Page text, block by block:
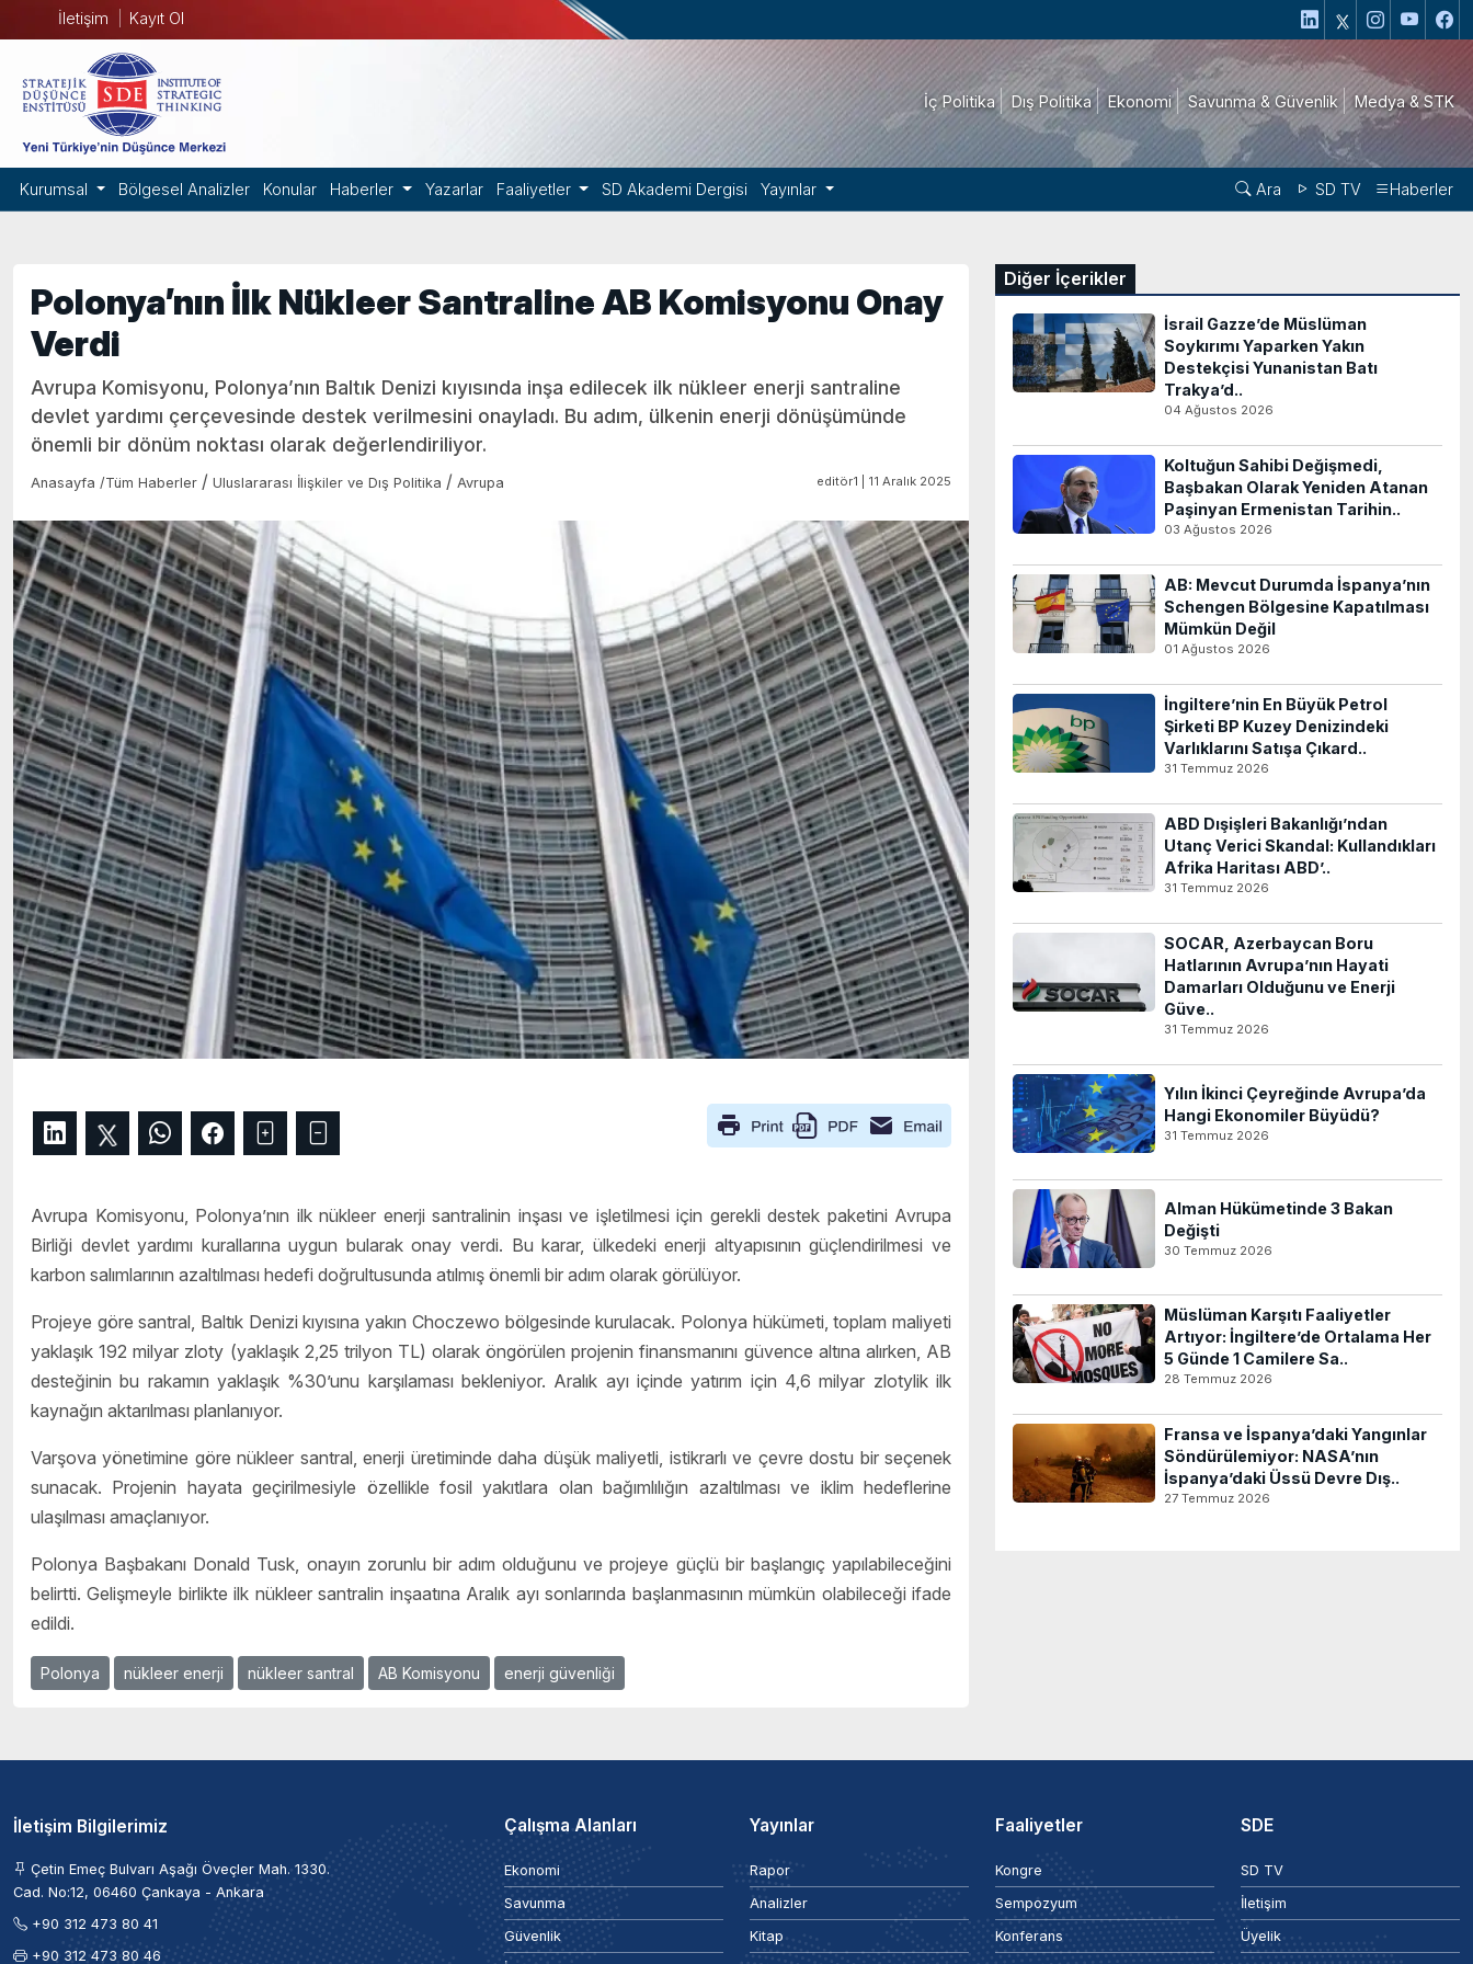
İletişim Kayıt Ol
İç Politika Dış Politika Ekonomi Savunma & Güvenlik Medya & STK
Kurumsal Bölgesel Analizler Konular Haberler Yazarlar Faaliyetler SD Akademi Dergisi Yayınlar Ara SD TV Haberler
Polonya’nın İlk Nükleer Santraline AB Komisyonu Onay
Verdi
Avrupa Komisyonu, Polonya’nın Baltık Denizi kıyısında inşa edilecek ilk nükleer enerji santraline
devlet yardımı çerçevesinde destek verilmesini onayladı. Bu adım, ülkenin enerji dönüşümünde
önemli bir dönüm noktası olarak değerlendiriliyor.
Anasayfa /Tüm Haberler / Uluslararası İlişkiler ve Dış Politika / Avrupa editör1 | 11 Aralık 2025
Avrupa Komisyonu, Polonya’nın ilk nükleer enerji santralinin inşası ve işletilmesi için gerekli destek paketini Avrupa
Birliği devlet yardımı kurallarına uygun bularak onay verdi. Bu karar, ülkedeki enerji altyapısının güçlendirilmesi ve
karbon salımlarının azaltılması hedefi doğrultusunda atılmış önemli bir adım olarak görülüyor.
Projeye göre santral, Baltık Denizi kıyısına yakın Choczewo bölgesinde kurulacak. Polonya hükümeti, toplam maliyeti
yaklaşık 192 milyar zloty (yaklaşık 2,25 trilyon TL) olarak öngörülen projenin finansmanını güvence altına alırken, AB
desteğinin bu rakamın yaklaşık %30’unu karşılaması bekleniyor. Aralık ayı içinde yatırım için 4,6 milyar zlotylik ilk
kaynağın aktarılması planlanıyor.
Varşova yönetimine göre nükleer santral, enerji üretiminde daha düşük maliyetli, istikrarlı ve çevre dostu bir seçenek
sunacak. Projenin hayata geçirilmesiyle özellikle fosil yakıtlara olan bağımlılığın azaltılması ve iklim hedeflerine
ulaşılması amaçlanıyor.
Polonya Başbakanı Donald Tusk, onayın zorunlu bir adım olduğunu ve projeye güçlü bir başlangıç yapılabileceğini
belirtti. Gelişmeyle birlikte ilk nükleer santralin inşaatına Aralık ayı sonlarında başlanmasının mümkün olabileceği ifade
edildi.
Polonya nükleer enerji nükleer santral AB Komisyonu enerji güvenliği
Diğer İçerikler
İsrail Gazze’de Müslüman
Soykırımı Yaparken Yakın
Destekçisi Yunanistan Batı
Trakya’d..
04 Ağustos 2026
Koltuğun Sahibi Değişmedi,
Başbakan Olarak Yeniden Atanan
Paşinyan Ermenistan Tarihin..
03 Ağustos 2026
AB: Mevcut Durumda İspanya’nın
Schengen Bölgesine Kapatılması
Mümkün Değil
01 Ağustos 2026
İngiltere’nin En Büyük Petrol
Şirketi BP Kuzey Denizindeki
Varlıklarını Satışa Çıkard..
31 Temmuz 2026
ABD Dışişleri Bakanlığı’ndan
Utanç Verici Skandal: Kullandıkları
Afrika Haritası ABD’..
31 Temmuz 2026
SOCAR, Azerbaycan Boru
Hatlarının Avrupa’nın Hayati
Damarları Olduğunu ve Enerji
Güve..
31 Temmuz 2026
Yılın İkinci Çeyreğinde Avrupa’da
Hangi Ekonomiler Büyüdü?
31 Temmuz 2026
Alman Hükümetinde 3 Bakan
Değişti
30 Temmuz 2026
Müslüman Karşıtı Faaliyetler
Artıyor: İngiltere’de Ortalama Her
5 Günde 1 Camilere Sa..
28 Temmuz 2026
Fransa ve İspanya’daki Yangınlar
Söndürülemiyor: NASA’nın
İspanya’daki Üssü Devre Dış..
27 Temmuz 2026
İletişim Bilgilerimiz
Çetin Emeç Bulvarı Aşağı Öveçler Mah. 1330.
Cad. No:12, 06460 Çankaya - Ankara
+90 312 473 80 41
+90 312 473 80 46
Çalışma Alanları
Ekonomi
Savunma
Güvenlik
Yayınlar
Rapor
Analizler
Kitap
Faaliyetler
Kongre
Sempozyum
Konferans
SDE
SD TV
İletişim
Üyelik